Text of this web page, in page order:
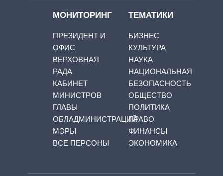
МОНИТОРИНГ
ПРЕЗИДЕНТ И
ОФИС
ВЕРХОВНАЯ
РАДА
КАБИНЕТ
МИНИСТРОВ
ГЛАВЫ
ОБЛАДМИНИСТРАЦИЙ
МЭРЫ
ВСЕ ПЕРСОНЫ
ТЕМАТИКИ
БИЗНЕС
КУЛЬТУРА
НАУКА
НАЦИОНАЛЬНАЯ
БЕЗОПАСНОСТЬ
ОБЩЕСТВО
ПОЛИТИКА
ПРАВО
ФИНАНСЫ
ЭКОНОМИКА